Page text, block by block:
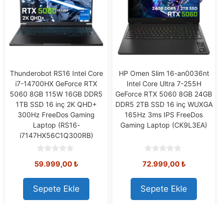
Thunderobot RS16 Intel Core
i7-14700HX GeForce RTX
5060 8GB 115W 16GB DDR5
1TB SSD 16 inç 2K QHD+
300Hz FreeDos Gaming
Laptop (RS16-
i7147HX56C1Q300RB)
o
t
o
f
5
59.999,00₺
Sepete Ekle
HP Omen Slim 16-an0036nt
Intel Core Ultra 7-255H
GeForce RTX 5060 8GB 24GB
DDR5 2TB SSD 16 inç WUXGA
165Hz 3ms IPS FreeDos
Gaming Laptop (CK9L3EA)
o
t
o
f
5
72.999,00₺
Sepete Ekle